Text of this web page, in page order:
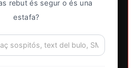
rebut és segur o és una
estafa?